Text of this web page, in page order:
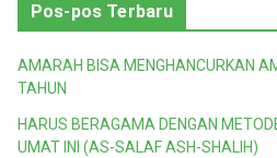
Pos-pos Terbaru
AMARAH BISA MENGHANCURKAN
TAHUN
HARUS BERAGAMA DENGAN
UMAT INI (AS-SALAF ASH-SHALIH)